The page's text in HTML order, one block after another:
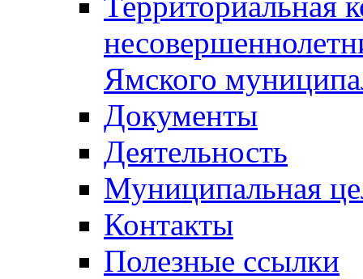
Ямского
Документы
Деятельность
Муниципальная
Контакты
Полезные ссылки